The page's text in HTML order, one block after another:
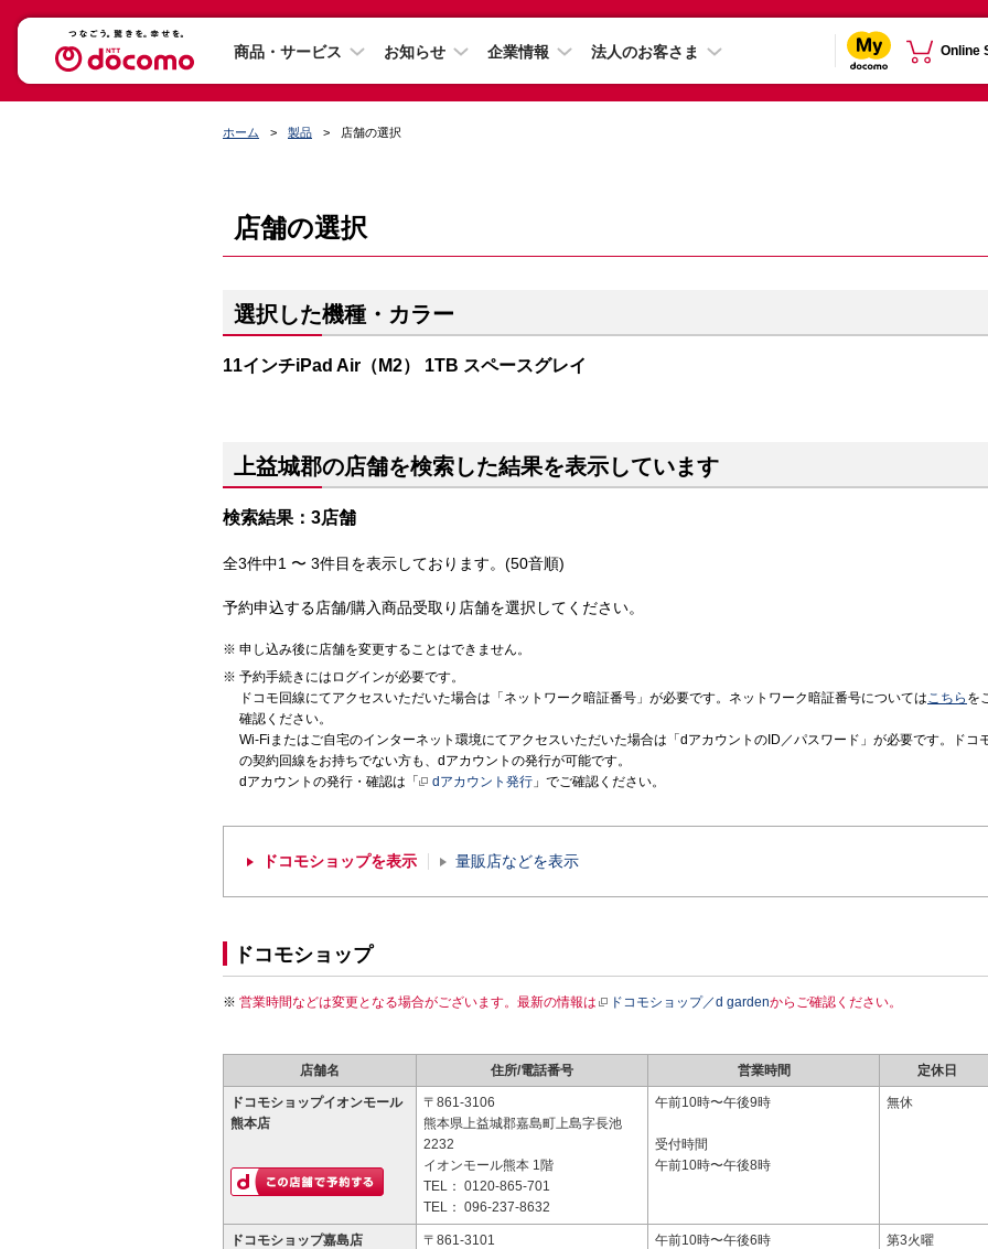
商品・サービス お知らせ 企業情報 法人のお客さま Online
ホーム 製品 店舗の選択
店舗の選択
選択した機種・カラー
11インチiPad Air（M2） 1TB スペースグレイ
上益城郡の店舗を検索した結果を表示しています
検索結果：3店舗
全3件中1 〜 3件目を表示しております。(50音順)
予約申込する店舗/購入商品受取り店舗を選択してください。
申し込み後に店舗を変更することはできません。
予約手続きにはログインが必要です。
ドコモ回線にてアクセスいただいた場合は「ネットワーク暗証番号」が必要です。ネットワーク暗証番号についてはこちら を
確認ください。
Wi-Fiまたはご自宅のインターネット環境にてアクセスいただいた場合は「dアカウントのID／パスワード」が必要です。ドコ
の契約回線をお持ちでない方も、dアカウントの発行が可能です。
dアカウントの発行・確認は「
dアカウント発行 」でご確認ください。
ドコモショップを表示 量販店などを表示
ドコモショップ
営業時間などは変更となる場合がございます。最新の情報は ドコモショップ／d gardenからご確認ください。
店舗名 住所/電話番号 営業時間 定休日
ドコモショップイオンモール
熊本店
〒861-3106
熊本県上益城郡嘉島町上島字長池
2232
イオンモール熊本 1階
TEL： 0120-865-701
TEL： 096-237-8632
午前10時〜午後9時
受付時間
午前10時〜午後8時
無休
ドコモショップ嘉島店
〒861-3101
午前10時〜午後6時 第3火曜